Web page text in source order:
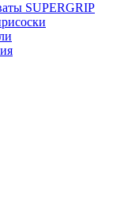
SUPERGRIP